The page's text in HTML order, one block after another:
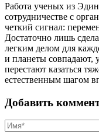
Работа ученых из
сотрудничестве с
четкий сигнал:
Достаточно лишь
легким делом для
и планеты совпадают,
перестают казаться
естественным шагом
Добавить